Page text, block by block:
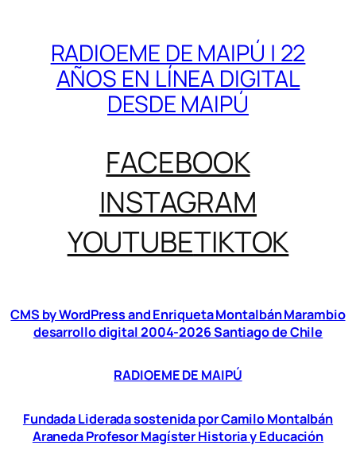
RADIOEME DE MAIPÚ | 22
AÑOS EN LÍNEA DIGITAL
DESDE MAIPÚ
FACEBOOK
INSTAGRAM
YOUTUBETIKTOK
CMS by WordPress and Enriqueta Montalbán Marambio
desarrollo digital 2004-2026 Santiago de Chile
RADIOEME DE MAIPÚ
Fundada Liderada sostenida por Camilo Montalbán
Araneda Profesor Magíster Historia y Educación